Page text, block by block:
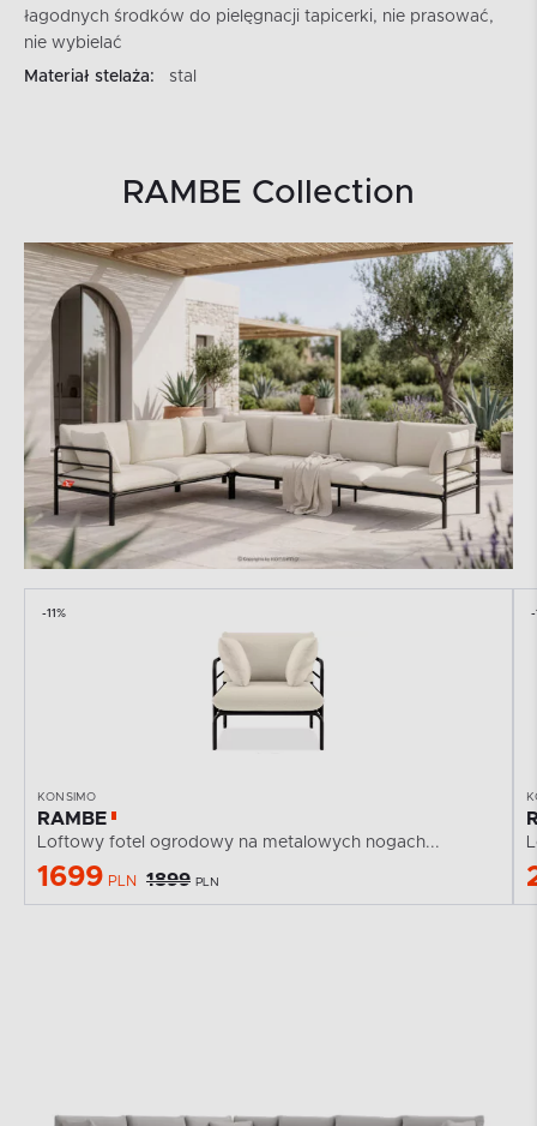
łagodnych środków do pielęgnacji tapicerki, nie prasować,
nie wybielać
Materiał stelaża:
stal
RAMBE Collection
-11%
KONSIMO
RAMBE
Loftowy fotel ogrodowy na metalowych nogach...
1699 PLN 1899 PLN
-